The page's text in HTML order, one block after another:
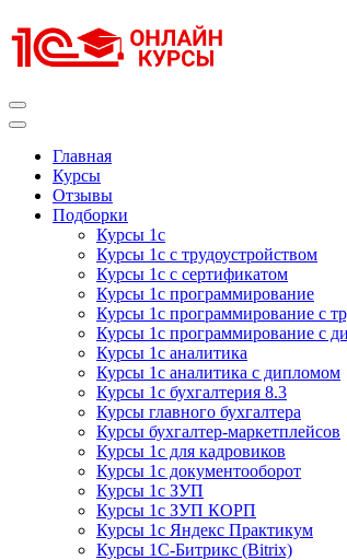
к
содержимому
Главная
Курсы
Отзывы
Подборки
Курсы 1с
Курсы 1с с трудоустройством
Курсы 1с с сертификатом
Курсы 1с программирование
Курсы 1с программирование с
Курсы 1с программирование с
Курсы 1с аналитика
Курсы 1с аналитика с дипломом
Курсы 1с бухгалтерия 8.3
Курсы главного бухгалтера
Курсы бухгалтер-маркетплейсов
Курсы 1с для кадровиков
Курсы 1с документооборот
Курсы 1с ЗУП
Курсы 1с ЗУП КОРП
Курсы 1с Яндекс Практикум
Курсы 1С-Битрикс (Bitrix)